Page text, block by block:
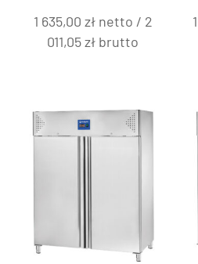
1 635,00 zł netto / 2
011,05zł brutto